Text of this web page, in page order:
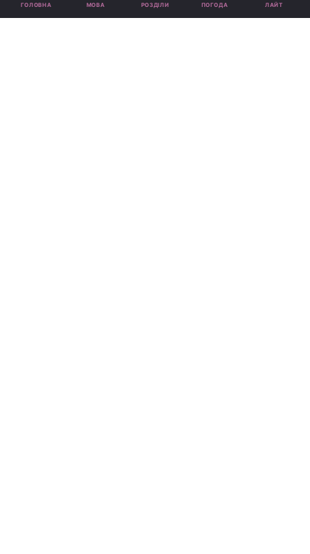
ГОЛОВНА МОВА РОЗДІЛИ ПОГОДА ЛАЙТ